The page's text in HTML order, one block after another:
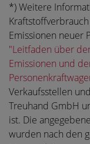
*) Weitere
Emissionen neuer
"Leitfaden über
Emissionen und
Verkaufsstellen
Treuhand GmbH
ist. Die
wurden nach den